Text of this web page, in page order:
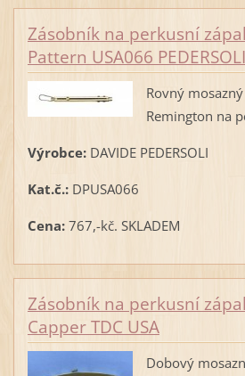
Zásobník na perkusní
Pattern USA066 PEDERSOLI
Rovný
Remington na
Výrobce:DAVIDE PEDERSOLI
Kat.č.:DPUSA066
Cena:767,-kč. SKLADEM
Zásobník na perkusní
Capper TDC USA
Dobový